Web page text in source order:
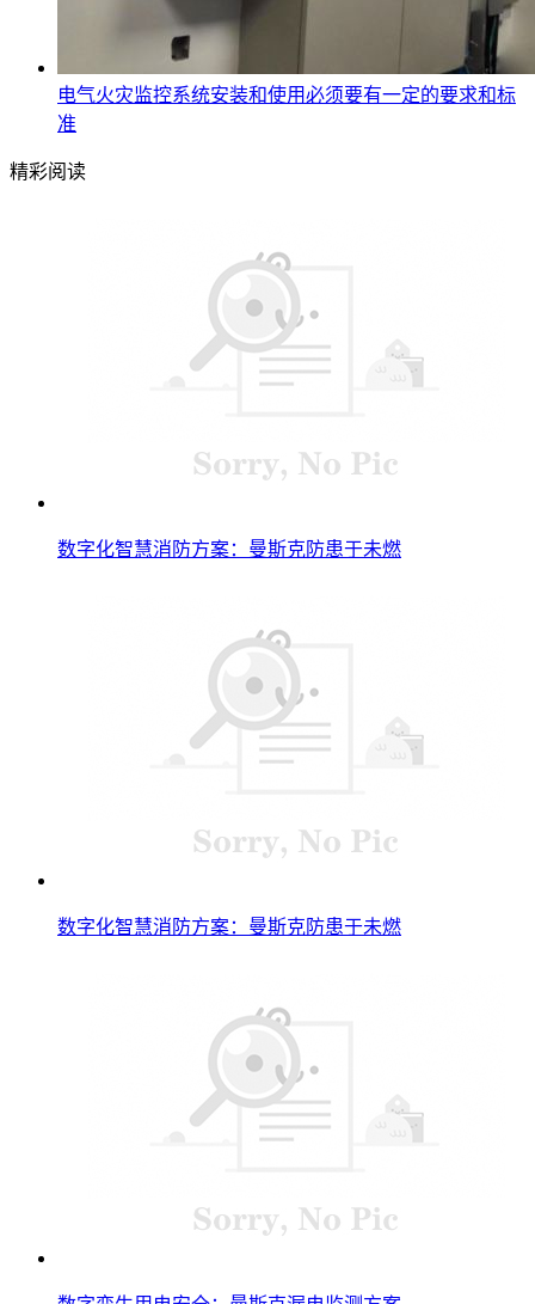
电气火灾监控系统安装和使用必须要有一定的要求和标
准
精彩阅读
数字化智慧消防方案：曼斯克防患于未燃
数字化智慧消防方案：曼斯克防患于未燃